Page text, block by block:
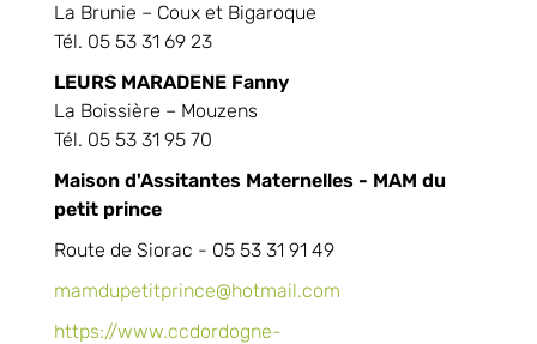
La Brunie – Coux et Bigaroque
Tél. 05 53 31 69 23
LEURS MARADENE Fanny
La Boissière – Mouzens
Tél. 05 53 31 95 70
Maison d'Assitantes Maternelles - MAM du
petit prince
Route de Siorac - 05 53 31 91 49
mamdupetitprince@hotmail.com
https://www.ccdordogne-